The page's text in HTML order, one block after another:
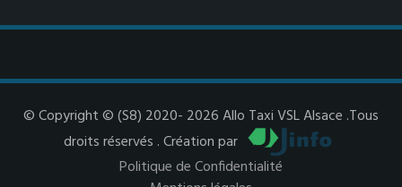
© Copyright © (S8) 2020- 2026 Allo Taxi VSL Alsace .Tous
droits réservés . Création par
Politique de Confidentialité